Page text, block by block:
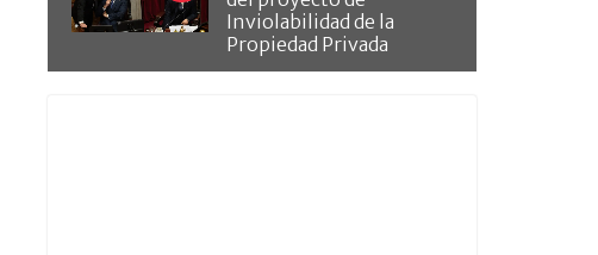
Inviolabilidad de la
Propiedad Privada